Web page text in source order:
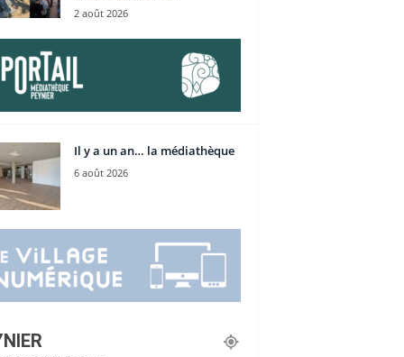
2 août 2026
Il y a un an… la médiathèque
6 août 2026